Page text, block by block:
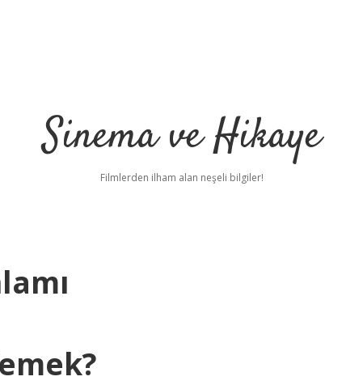
Sinema ve Hikaye
Filmlerden ilham alan neşeli bilgiler!